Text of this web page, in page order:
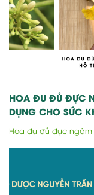
HOA ĐU ĐỦ ĐỰC
DỤNG CHO SỨC
Hoa đu đủ đực